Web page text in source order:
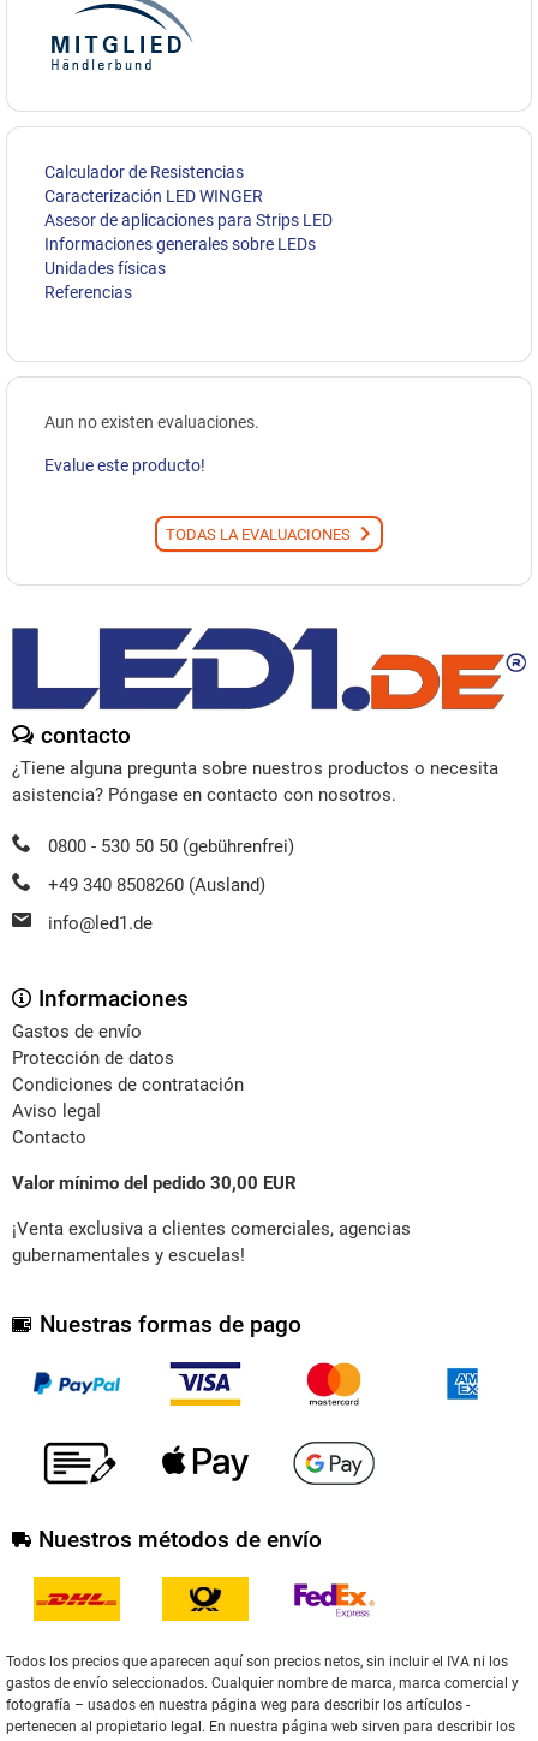
Calculador de Resistencias
Caracterización LED WINGER
Asesor de aplicaciones para Strips LED
Informaciones generales sobre LEDs
Unidades físicas
Referencias
Aun no existen evaluaciones.
Evalue este producto!
TODAS LA EVALUACIONES
contacto
¿Tiene alguna pregunta sobre nuestros productos o necesita
asistencia? Póngase en contacto con nosotros.
0800 - 530 50 50 (gebührenfrei)
+49 340 8508260 (Ausland)
info@led1.de
Informaciones
Gastos de envío
Protección de datos
Condiciones de contratación
Aviso legal
Contacto
Valor mínimo del pedido 30,00 EUR
¡Venta exclusiva a clientes comerciales, agencias
gubernamentales y escuelas!
Nuestras formas de pago
Nuestros métodos de envío
Todos los precios que aparecen aquí son precios netos, sin incluir el IVA ni los
gastos de envío seleccionados. Cualquier nombre de marca, marca comercial y
fotografía – usados en nuestra página weg para describir los artículos -
pertenecen al propietario legal. En nuestra página web sirven para describir los